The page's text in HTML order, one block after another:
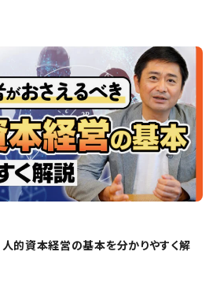
人的資本経営の基本を分かりやすく解